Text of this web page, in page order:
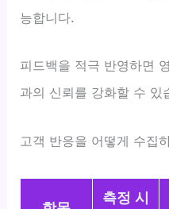
능합니다.
피드백을 적극 반영하면
과의 신뢰를 강화할 수 있
고객 반응을 어떻게 수집
측정 시